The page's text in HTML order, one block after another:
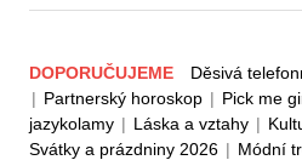
DOPORUČUJEME Děsivá
| Partnerský horoskop | Pick me
jazykolamy | Láska a vztahy |
Svátky a prázdniny 2026 | Módní